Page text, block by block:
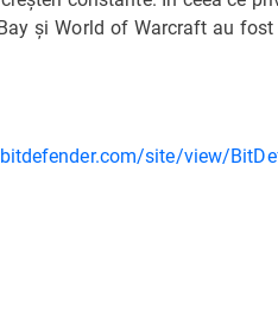
şi World of Warcraft au
site/view/